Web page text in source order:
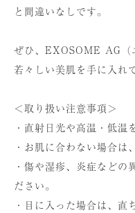
と間違いなしです。
ぜひ、EXOSOME AG（
若々しい美肌を手に入れ
＜取り扱い注意事項＞
・直射日光や高温・低温
・お肌に合わない場合は
・傷や湿疹、炎症などの
ださい。
・目に入った場合は、直